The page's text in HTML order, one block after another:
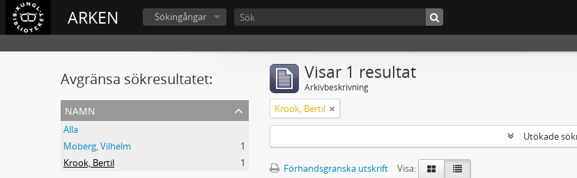
ARKEN Sökingångar
Avgränsa sökresultatet:
namn
Alla
Moberg, Vilhelm
1
Krook, Bertil
1
Visar 1 resultat
Arkivbeskrivning
Krook, Bertil
Utökade
Förhandsgranska utskrift
Visa: